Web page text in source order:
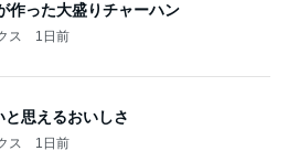
作った大盛りチャーハン
ス 1日前
と思えるおいしさ
ス 1日前